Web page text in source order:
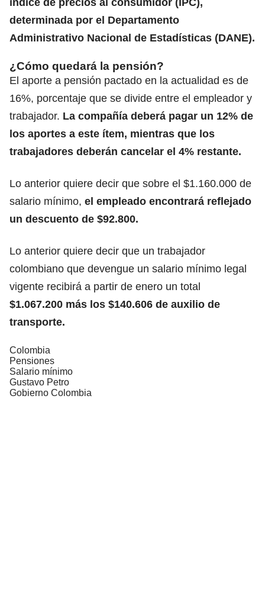
determinada por el Departamento
Administrativo Nacional de Estadísticas (DANE).
¿Cómo quedará la pensión?
El aporte a pensión pactado en la actualidad es de
16%, porcentaje que se divide entre el empleador y
trabajador. La compañía deberá pagar un 12% de
los aportes a este ítem, mientras que los
trabajadores deberán cancelar el 4% restante.
Lo anterior quiere decir que sobre el $1.160.000 de
salario mínimo, el empleado encontrará reflejado
un descuento de $92.800.
Lo anterior quiere decir que un trabajador
colombiano que devengue un salario mínimo legal
vigente recibirá a partir de enero un total
$1.067.200 más los $140.606 de auxilio de
transporte.
Colombia
Pensiones
Salario mínimo
Gustavo Petro
Gobierno Colombia